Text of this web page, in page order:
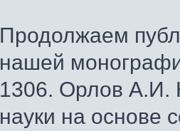
Продолжаем
нашей
1306. Орлов А.И.
науки на основе